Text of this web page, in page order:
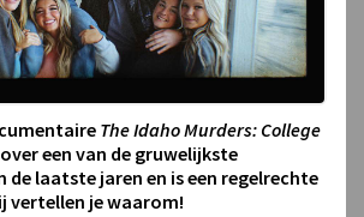
The Idaho Murders: College
een van de gruwelijkste
de laatste jaren en is een regelrechte
vertellen je waarom!